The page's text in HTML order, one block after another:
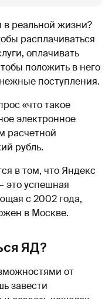
в реальной жизни?
расплачиваться
оплачивать
положить в него
поступления.
«что такое
электронное
расчетной
рубль.
в том, что Яндекс
это успешная
с 2002 года,
в Москве.
ЯД?
от
завести